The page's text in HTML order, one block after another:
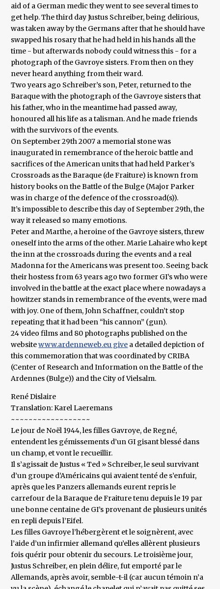
aid of a German medic they went to see several times to
get help. The third day Justus Schreiber, being delirious,
was taken away by the Germans after that he should have
swapped his rosary that he had held in his hands all the
time - but afterwards nobody could witness this - for a
photograph of the Gavroye sisters. From then on they
never heard anything from their ward.
Two years ago Schreiber’s son, Peter, returned to the
Baraque with the photograph of the Gavroye sisters that
his father, who in the meantime had passed away,
honoured all his life as a talisman. And he made friends
with the survivors of the events.
On September 29th 2007 a memorial stone was
inaugurated in remembrance of the heroic battle and
sacrifices of the American units that had held Parker’s
Crossroads as the Baraque (de Fraiture) is known from
history books on the Battle of the Bulge (Major Parker
was in charge of the defence of the crossroad(s)).
It’s impossible to describe this day of September 29th, the
way it released so many emotions.
Peter and Marthe, a heroine of the Gavroye sisters, threw
oneself into the arms of the other. Marie Lahaire who kept
the inn at the crossroads during the events and a real
Madonna for the Americans was present too. Seeing back
their hostess from 63 years ago two former GI’s who were
involved in the battle at the exact place where nowadays a
howitzer stands in remembrance of the events, were mad
with joy. One of them, John Schaffner, couldn’t stop
repeating that it had been “his cannon” (gun).
24 video films and 80 photographs published on the
websitewww.ardenneweb.eu give a detailed depiction of
this commemoration that was coordinated by CRIBA
(Center of Research and Information on the Battle of the
Ardennes (Bulge)) and the City of Vielsalm.
René Dislaire
Translation: Karel Laeremans
~~~~~~~~~~~~~~~~~~
Le jour de Noël 1944, les filles Gavroye, de Regné,
entendent les gémissements d’un GI gisant blessé dans
un champ, et vont le recueillir.
Il s’agissait de Justus « Ted » Schreiber, le seul survivant
d’un groupe d’Américains qui avaient tenté de s’enfuir,
après que les Panzers allemands eurent repris le
carrefour de la Baraque de Fraiture tenu depuis le 19 par
une bonne centaine de GI’s provenant de plusieurs unités
en repli depuis l’Eifel.
Les filles Gavroye l’hébergèrent et le soignèrent, avec
l’aide d’un infirmier allemand qu’elles allèrent plusieurs
fois quérir pour obtenir du secours. Le troisième jour,
Justus Schreiber, en plein délire, fut emporté par le
Allemands, après avoir, semble-t-il (car aucun témoin n’a